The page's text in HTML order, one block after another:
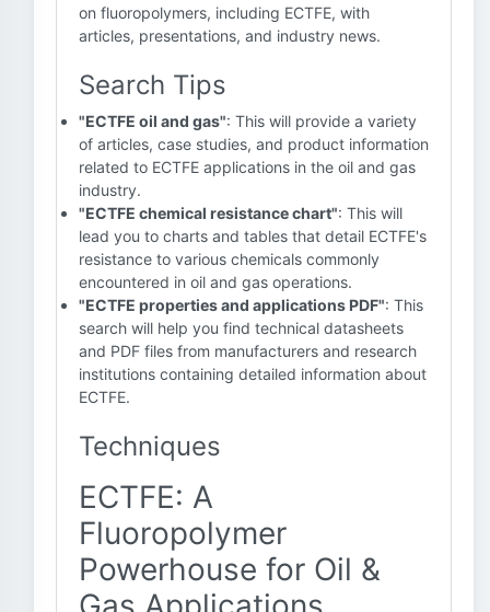
on fluoropolymers, including ECTFE, with
articles, presentations, and industry news.
Search Tips
"ECTFE oil and gas": This will provide a variety
of articles, case studies, and product information
related to ECTFE applications in the oil and gas
industry.
"ECTFE chemical resistance chart": This will
lead you to charts and tables that detail ECTFE's
resistance to various chemicals commonly
encountered in oil and gas operations.
"ECTFE properties and applications PDF": This
search will help you find technical datasheets
and PDF files from manufacturers and research
institutions containing detailed information about
ECTFE.
Techniques
ECTFE: A
Fluoropolymer
Powerhouse for Oil &